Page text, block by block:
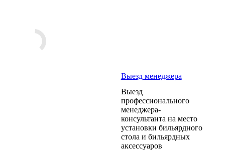
Выезд менеджера
Выезд
профессионального
менеджера-
консультанта на место
установки бильярдного
стола и бильярдных
аксессуаров